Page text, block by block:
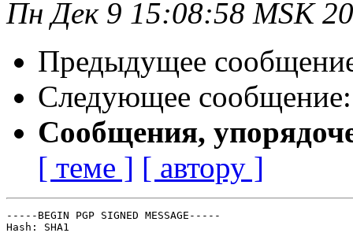
Пн Дек 9 15:08:58 MSK
Предыдущее
Следующее
Сообщения,
[ теме ] [ автору ]
-----BEGIN PGP SIGNED MESSAGE-----
Hash: SHA1